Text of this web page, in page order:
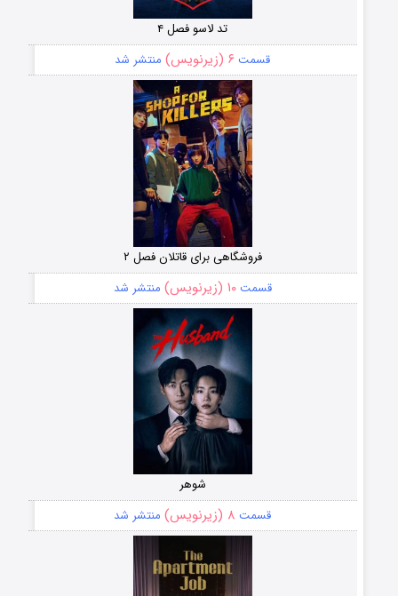
تد لاسو فصل ۴
قسمت ۶ (زیرنویس) منتشر شد
فروشگاهی برای قاتلان فصل ۲
قسمت۱۰ (زیرنویس) منتشر شد
شوهر
قسمت ۸ (زیرنویس) منتشر شد